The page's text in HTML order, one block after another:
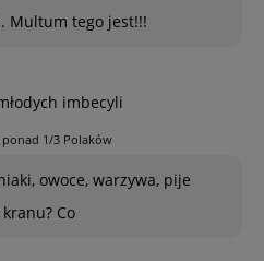
Multum tego jest!!!
imbecyli
1/3 Polaków
owoce, warzywa, pije
Co